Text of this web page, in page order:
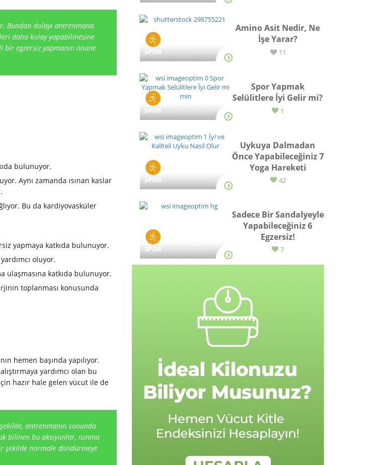
Bundan dolayı antrenmana
daha kolay yapabilmesine
egzersiz yapmanın önüne
bulunuyor.
Aynı zamanda ısınan kaslar
Bu da kardiyovasküler
yapmaya katkıda bulunuyor.
oluyor.
ulaşmasına katkıda bulunuyor.
toplanması konusunda
hemen başında yapılıyor.
yardımcı olan bu
hazır hale gelen vücut ile de
antrenmanın sonunda
bilinen bu aksiyonlar, ısınma
şekilde normale döndürmeye
SPOR
Amino Asit Nedir, Ne
İşe Yarar?
11
SPOR
Spor Yapmak
Selülitlere İyi Gelir mi?
1
SPOR
Uykuya Dalmadan
Önce Yapabileceğiniz 7
Yoga Hareketi
42
SPOR
Sadece Bir Sandalyeyle
Yapabileceğiniz 6
Egzersiz!
7